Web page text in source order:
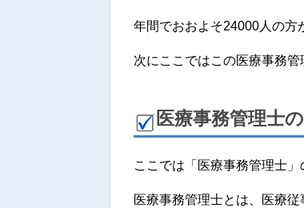
年間でおおよそ24000人の方
次にここではこの医療事務
医療事務管理士
ここでは「医療事務管理士
医療事務管理士とは、医療